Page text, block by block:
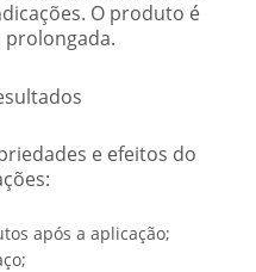
O produto é
prolongada.
e efeitos do
após a aplicação;